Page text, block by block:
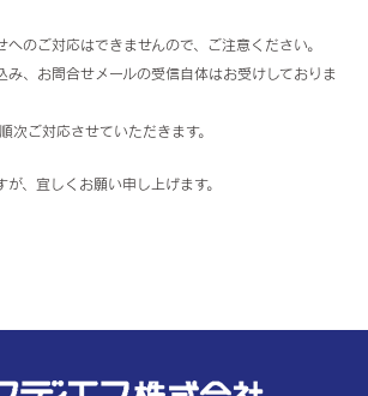
へのご対応はできませんので、ご注意ください。
み、お問合せメールの受信自体はお受けしておりま
次ご対応させていただきます。
、宜しくお願い申し上げます。